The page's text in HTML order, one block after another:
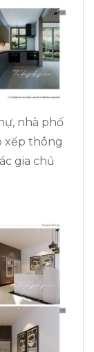
nhà phố
xếp thông
gia chủ